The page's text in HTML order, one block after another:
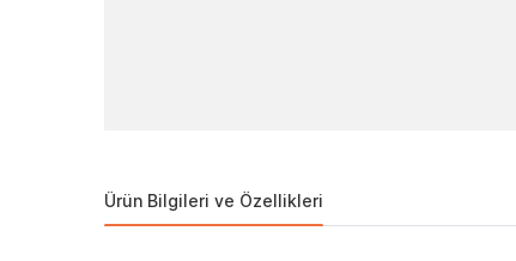
Ürün Bilgileri ve Özellikleri